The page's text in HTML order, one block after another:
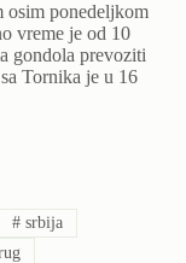
osim ponedeljkom
vreme je od 10
gondola prevoziti
Tornika je u 16
# srbija